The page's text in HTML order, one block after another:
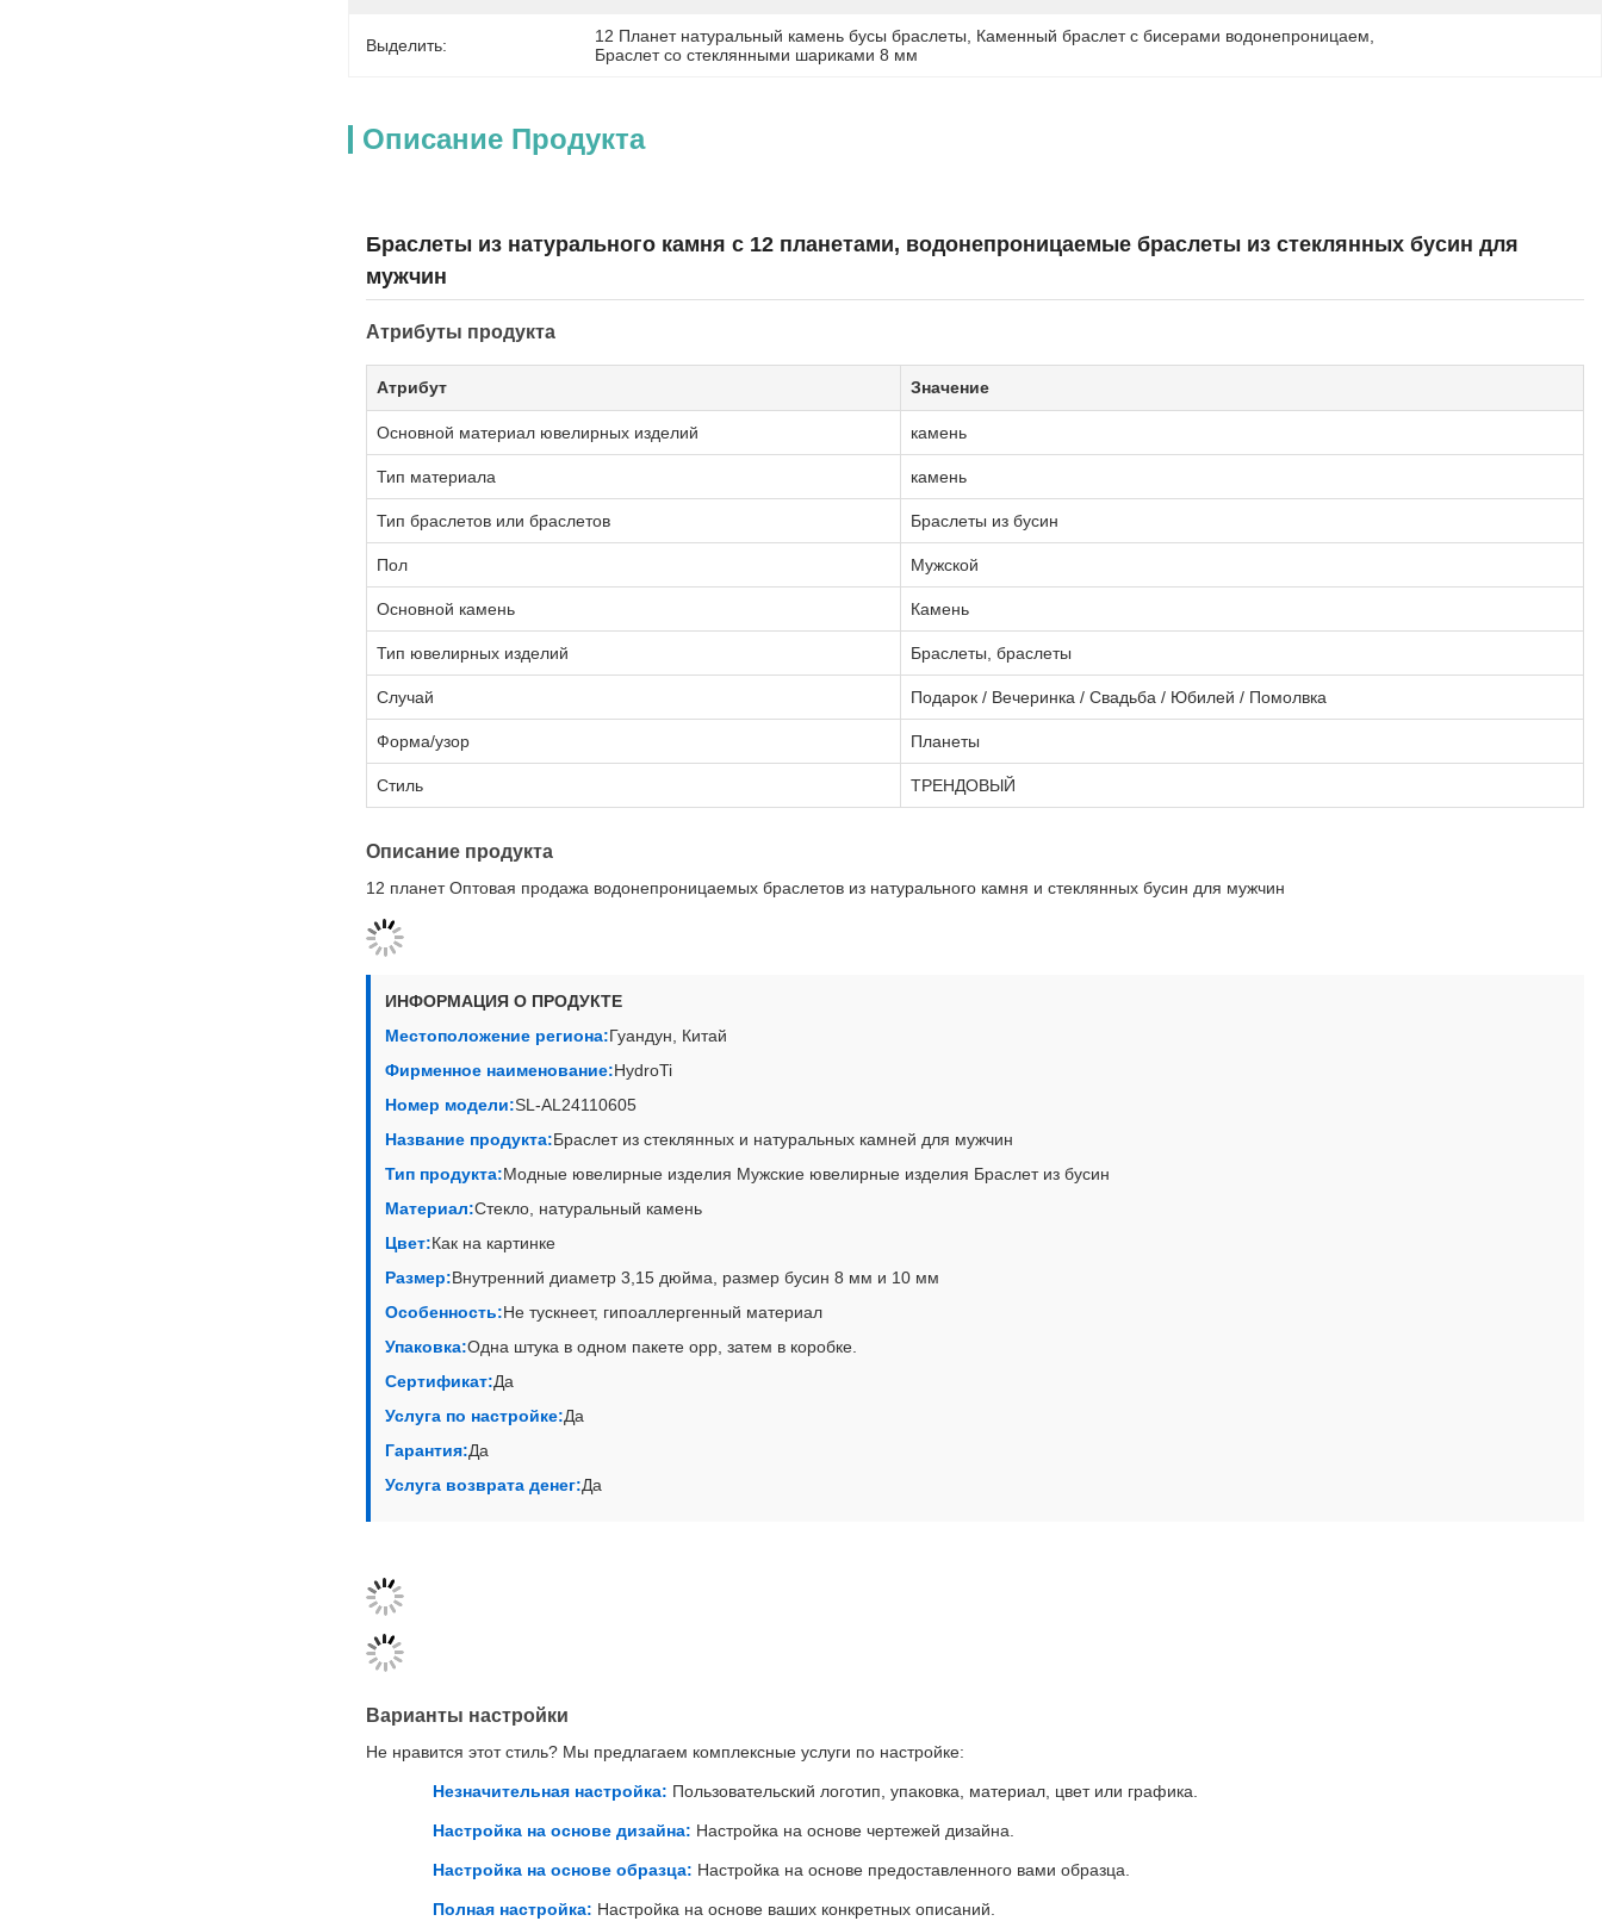
Выделить: 12 Планет натуральный камень бусы браслеты Каменный браслет с бисерами водонепроницаем
Браслет со стеклянными шариками 8 мм
Описание Продукта
Браслеты из натурального камня с 12 планетами, водонепроницаемые браслеты из стеклянных бусин для
мужчин
Атрибуты продукта
Атрибут Значение
Основной материал ювелирных изделий камень
Тип материала камень
Тип браслетов или браслетов Браслеты из бусин
Пол Мужской
Основной камень Камень
Тип ювелирных изделий Браслеты, браслеты
Случай Подарок / Вечеринка / Свадьба / Юбилей / Помолвка
Форма/узор Планеты
Стиль ТРЕНДОВЫЙ
Описание продукта
12 планет Оптовая продажа водонепроницаемых браслетов из натурального камня и стеклянных бусин для мужчин
ИНФОРМАЦИЯ О ПРОДУКТЕ
Местоположение региона:Гуандун, Китай
Фирменное наименование:HydroTi
Номер модели:SL-AL24110605
Название продукта:Браслет из стеклянных и натуральных камней для мужчин
Тип продукта:Модные ювелирные изделия Мужские ювелирные изделия Браслет из бусин
Материал:Стекло, натуральный камень
Цвет:Как на картинке
Размер:Внутренний диаметр 3,15 дюйма, размер бусин 8 мм и 10 мм
Особенность:Не тускнеет, гипоаллергенный материал
Упаковка:Одна штука в одном пакете opp, затем в коробке.
Сертификат:Да
Услуга по настройке:Да
Гарантия:Да
Услуга возврата денег:Да
Варианты настройки
Не нравится этот стиль? Мы предлагаем комплексные услуги по настройке:
Незначительная настройка: Пользовательский логотип, упаковка, материал, цвет или графика.
Настройка на основе дизайна: Настройка на основе чертежей дизайна.
Настройка на основе образца: Настройка на основе предоставленного вами образца.
Полная настройка: Настройка на основе ваших конкретных описаний.